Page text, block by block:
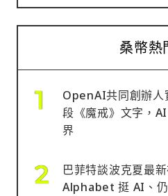
桑幣熱
OpenAI共同創辦
段《魔戒》文字，
界
巴菲特談波克夏最
Alphabet 挺 AI、